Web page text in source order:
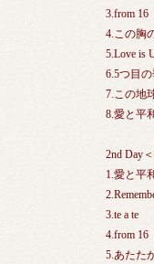
3.from 16
4.この胸
5.Love is
6.5つ目
7.この地
8.愛と平
2nd Day
1.愛と平
3.te a te
4.from 16
5.あたた